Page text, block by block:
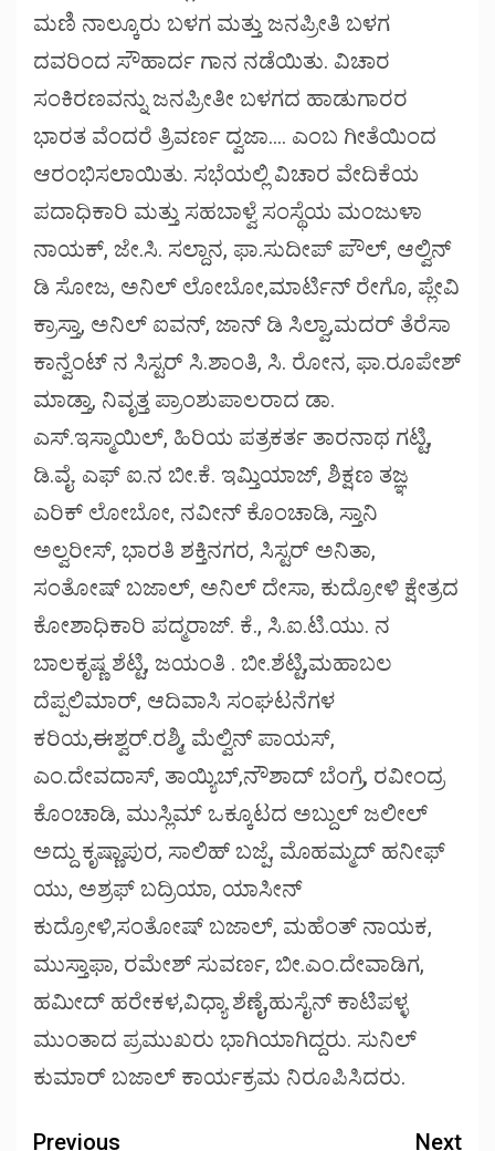
ಮಣಿ ನಾಲ್ಕೂರು ಬಳಗ ಮತ್ತು ಜನಪ್ರೀತಿ ಬಳಗ
ದವರಿಂದ ಸೌಹಾರ್ದ ಗಾನ ನಡೆಯಿತು. ವಿಚಾರ
ಸಂಕಿರಣವನ್ನು ಜನಪ್ರೀತೀ ಬಳಗದ ಹಾಡುಗಾರರ
ಭಾರತ ವೆಂದರೆ ತ್ರಿವರ್ಣ ದ್ವಜಾ…. ಎಂಬ ಗೀತೆಯಿಂದ
ಆರಂಭಿಸಲಾಯಿತು. ಸಭೆಯಲ್ಲಿ ವಿಚಾರ ವೇದಿಕೆಯ
ಪದಾಧಿಕಾರಿ ಮತ್ತು ಸಹಬಾಳ್ವೆ ಸಂಸ್ಥೆಯ ಮಂಜುಳಾ
ನಾಯಕ್, ಜೇ.ಸಿ. ಸಲ್ದಾನ, ಫಾ.ಸುದೀಪ್ ಪೌಲ್, ಆಲ್ವಿನ್
ಡಿ ಸೋಜ, ಅನಿಲ್ ಲೋಬೋ,ಮಾರ್ಟಿನ್ ರೇಗೊ, ಪ್ಲೇವಿ
ಕ್ರಾಸ್ತಾ, ಅನಿಲ್ ಐವನ್, ಜಾನ್ ಡಿ ಸಿಲ್ವಾ,ಮದರ್ ತೆರೆಸಾ
ಕಾನ್ವೆಂಟ್ ನ ಸಿಸ್ಟರ್ ಸಿ.ಶಾಂತಿ, ಸಿ. ರೋನ, ಫಾ.ರೂಪೇಶ್
ಮಾಡ್ತಾ, ನಿವೃತ್ತ ಪ್ರಾಂಶುಪಾಲರಾದ ಡಾ.
ಎಸ್.ಇಸ್ಮಾಯಿಲ್, ಹಿರಿಯ ಪತ್ರಕರ್ತ ತಾರನಾಥ ಗಟ್ಟಿ,
ಡಿ.ವೈ. ಎಫ್ ಐ.ನ ಬೀ.ಕೆ. ಇಮ್ತಿಯಾಜ್, ಶಿಕ್ಷಣ ತಜ್ಞ
ಎರಿಕ್ ಲೋಬೋ, ನವೀನ್ ಕೊಂಚಾಡಿ, ಸ್ತಾನಿ
ಅಲ್ವರೀಸ್, ಭಾರತಿ ಶಕ್ತಿನಗರ, ಸಿಸ್ಟರ್ ಅನಿತಾ,
ಸಂತೋಷ್ ಬಜಾಲ್, ಅನಿಲ್ ದೇಸಾ, ಕುದ್ರೋಳಿ ಕ್ಷೇತ್ರದ
ಕೋಶಾಧಿಕಾರಿ ಪದ್ಮರಾಜ್. ಕೆ., ಸಿ.ಐ.ಟಿ.ಯು. ನ
ಬಾಲಕೃಷ್ಣ ಶೆಟ್ಟಿ, ಜಯಂತಿ . ಬೀ.ಶೆಟ್ಟಿ,ಮಹಾಬಲ
ದೆಪ್ಪಲಿಮಾರ್, ಆದಿವಾಸಿ ಸಂಘಟನೆಗಳ
ಕರಿಯ,ಈಶ್ವರ್.ರಶ್ಮಿ, ಮೆಲ್ವಿನ್ ಪಾಯಸ್,
ಎಂ.ದೇವದಾಸ್, ತಾಯ್ಯಿಬ್,ನೌಶಾದ್ ಬೆಂಗ್ರೆ, ರವೀಂದ್ರ
ಕೊಂಚಾಡಿ, ಮುಸ್ಲಿಮ್ ಒಕ್ಕೂಟದ ಅಬ್ದುಲ್ ಜಲೀಲ್
ಅದ್ದು ಕೃಷ್ಣಾಪುರ, ಸಾಲಿಹ್ ಬಜ್ಪೆ, ಮೊಹಮ್ಮದ್ ಹನೀಫ್
ಯು, ಅಶ್ರಫ್ ಬದ್ರಿಯಾ, ಯಾಸೀನ್
ಕುದ್ರೋಳಿ,ಸಂತೋಷ್ ಬಜಾಲ್, ಮಹೆಂತ್ ನಾಯಕ,
ಮುಸ್ತಾಫಾ, ರಮೇಶ್ ಸುವರ್ಣ, ಬೀ.ಎಂ.ದೇವಾಡಿಗ,
ಹಮೀದ್ ಹರೇಕಳ,ವಿಧ್ಯಾ ಶೆಣೈ,ಹುಸೈನ್ ಕಾಟಿಪಳ್ಳ
ಮುಂತಾದ ಪ್ರಮುಖರು ಭಾಗಿಯಾಗಿದ್ದರು. ಸುನಿಲ್
ಕುಮಾರ್ ಬಜಾಲ್ ಕಾರ್ಯಕ್ರಮ ನಿರೂಪಿಸಿದರು.
Previous Next